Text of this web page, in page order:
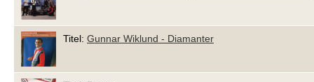
Titel: Gunnar Wiklund - Diamanter